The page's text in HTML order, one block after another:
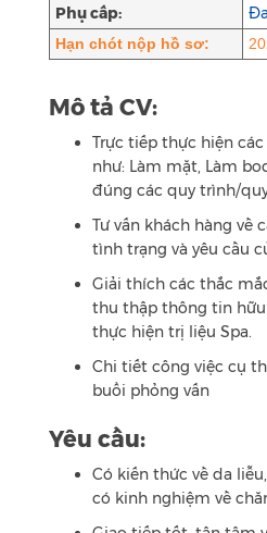
Phụ cấp:
Hạn chót nộp hồ sơ:
Mô tả CV:
Trực tiếp thực hiện
như: Làm mặt, Làm
đúng các quy trình/
Tư vấn khách hàng về
tình trạng và yêu cầu
Giải thích các thắc
thu thập thông tin
thực hiện trị liệu Spa.
Chi tiết công việc cụ
buổi phỏng vấn
Yêu cầu:
Có kiến thức về da
có kinh nghiệm về